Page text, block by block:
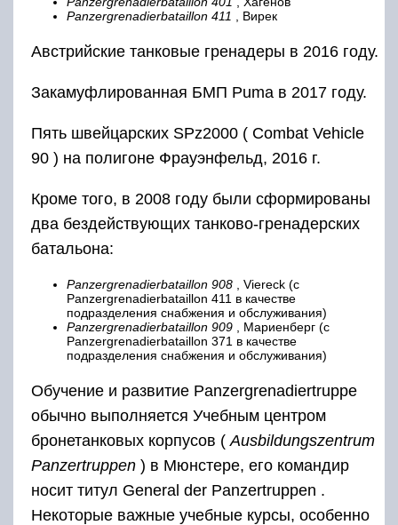
Panzergrenadierbataillon 411
, Вирек
Австрийские танковые гренадеры в 2016 году.
Закамуфлированная БМП Puma в 2017 году.
Пять швейцарских SPz2000 ( Combat Vehicle
90 ) на полигоне Фрауэнфельд, 2016 г.
Кроме того, в 2008 году были сформированы
два бездействующих танково-гренадерских
батальона:
Panzergrenadierbataillon 908 , Viereck (с
Panzergrenadierbataillon 411 в качестве
подразделения снабжения и обслуживания)
Panzergrenadierbataillon 909 , Мариенберг (с
Panzergrenadierbataillon 371 в качестве
подразделения снабжения и обслуживания)
Обучение и развитие Panzergrenadiertruppe
обычно выполняется Учебным центром
бронетанковых корпусов (Ausbildungszentrum
Panzertruppen ) в Мюнстере, его командир
носит титул General der Panzertruppen .
Некоторые важные учебные курсы, особенно